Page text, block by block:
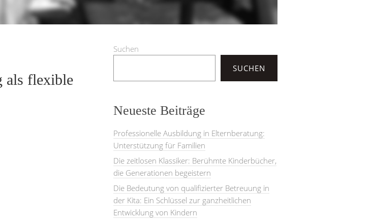
als flexible
Suchen
SUCHEN
Neueste Beiträge
Professionelle Ausbildung in Elternberatung:
Unterstützung für Familien
Die zeitlosen Klassiker: Berühmte Kinderbücher,
die Generationen begeistern
Die Bedeutung von qualifizierter Betreuung in
der Kita: Ein Schlüssel zur ganzheitlichen
Entwicklung von Kindern